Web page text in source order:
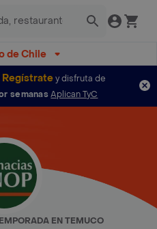
de Chile
Regístratey disfruta de
semanas Aplican TyC
EN TEMUCO